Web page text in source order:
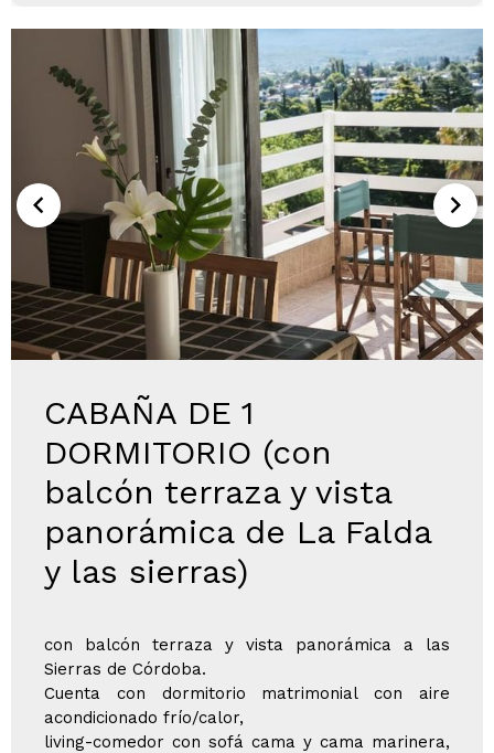
CABAÑA DE 1
DORMITORIO (con
balcón terraza y vista
panorámica de La Falda
y las sierras)
con balcón terraza y vista panorámica a las
Sierras de Córdoba.
Cuenta con dormitorio matrimonial con aire
acondicionado frío/calor,
living-comedor con sofá cama y cama marinera,